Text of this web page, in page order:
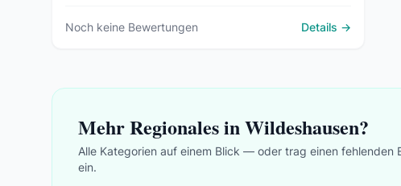
Noch keine Bewertungen Details →
Mehr Regionales in Wildeshausen?
Alle Kategorien auf einem Blick — oder trag einen fehlenden
ein.